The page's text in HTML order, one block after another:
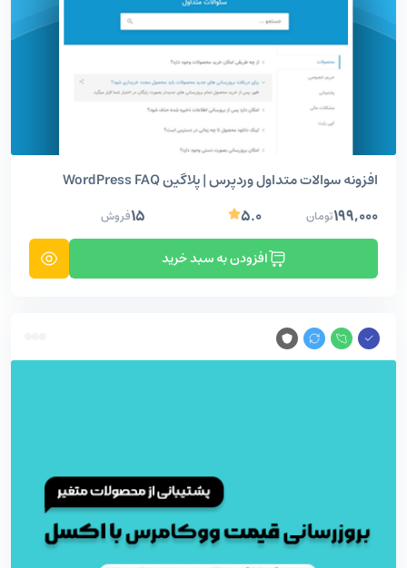
افزونه سوالات متداول وردپرس | پلاگین WordPress FAQ
۱۹۹,۰۰۰تومان ۵.۰ ۱۵فروش
افزودن به سبد خرید